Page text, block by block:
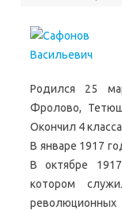
Родился 25
Фролово,
Окончил 4
В январе 1917
В октябре
котором
революционных